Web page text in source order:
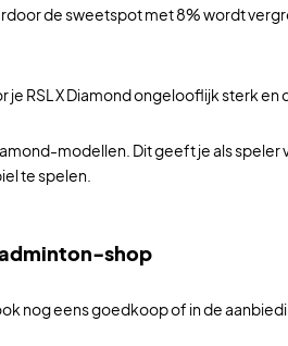
de sweetspot met 8% wordt
RSL X Diamond ongelooflijk sterk en
modellen. Dit geeft je als
te spelen.
shop
eens goedkoop of in de